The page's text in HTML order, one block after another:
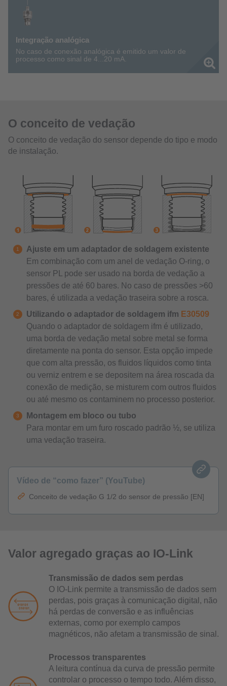
O conceito de vedação
O conceito de vedação do sensor depende do tipo e modo
de instalação.
Ajuste em um adaptador de soldagem existente
Em combinação com um anel de vedação O-ring, o
sensor PL pode ser usado na borda de vedação a
pressões de até 60 bares. No caso de pressões >60
bares, é utilizada a vedação traseira sobre a rosca.
Utilizando o adaptador de soldagem ifm E30509
Quando o adaptador de soldagem ifm é utilizado,
uma borda de vedação metal sobre metal se forma
diretamente na ponta do sensor. Esta opção impede
que com alta pressão, os fluidos líquidos como tinta
ou verniz entrem e se depositem na área roscada da
conexão de medição, se misturem com outros fluidos
ou até mesmo os contaminem no processo posterior.
Montagem em bloco ou tubo
Para montar em um furo roscado padrão ½, se utiliza
uma vedação traseira.
Vídeo de “como fazer” (YouTube)
Conceito de vedação G 1/2 do sensor de pressão [EN]
Valor agregado graças ao IO-Link
Transmissão de dados sem perdas
O IO-Link permite a transmissão de dados sem
perdas, pois graças à comunicação digital, não
há perdas de conversão e as influências
externas, como por exemplo campos
magnéticos, não afetam a transmissão de sinal.
Processos transparentes
A leitura contínua da curva de pressão permite
controlar o processo o tempo todo. Além disso,